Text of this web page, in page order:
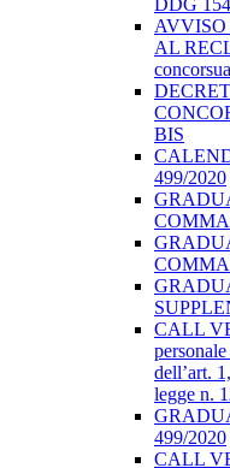
DDG
AVVISO
AL
BIS
499/2020
CALL
dell’art.
legge n.
499/2020
CALL